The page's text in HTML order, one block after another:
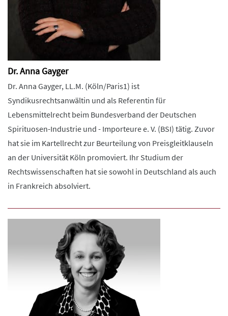
Dr. Anna Gayger
Dr. Anna Gayger, LL.M. (Köln/Paris1) ist
Syndikusrechtsanwältin und als Referentin für
Lebensmittelrecht beim Bundesverband der Deutschen
Spirituosen-Industrie und - Importeure e. V. (BSI) tätig. Zuvor
hat sie im Kartellrecht zur Beurteilung von Preisgleitklauseln
an der Universität Köln promoviert. Ihr Studium der
Rechtswissenschaften hat sie sowohl in Deutschland als auch
in Frankreich absolviert.